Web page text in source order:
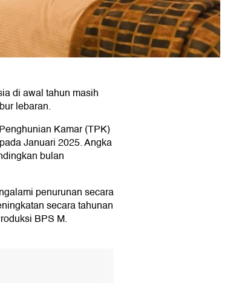
di awal tahun masih
lebaran.
Kamar (TPK)
Januari 2025. Angka
bulan
penurunan secara
secara tahunan
BPS M.